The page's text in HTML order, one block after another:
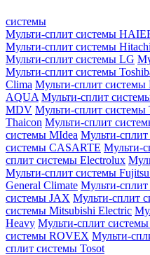
системы
Мульти-сплит системы
Мульти-сплит системы Hitachi
Мульти-сплит системы LG
Мульти-сплит системы
Clima Мульти-сплит системы
AQUA Мульти-сплит
MDV Мульти-сплит системы
Thaicon Мульти-сплит
системы MIdea Мульти-
системы CASARTE Мульти-
сплит системы Electrolux
Мульти-сплит системы Fujitsu
General Climate Мульти-
системы JAX Мульти-сплит
системы Mitsubishi Electric
Heavy Мульти-сплит
системы ROVEX Мульти-
сплит системы Tosot